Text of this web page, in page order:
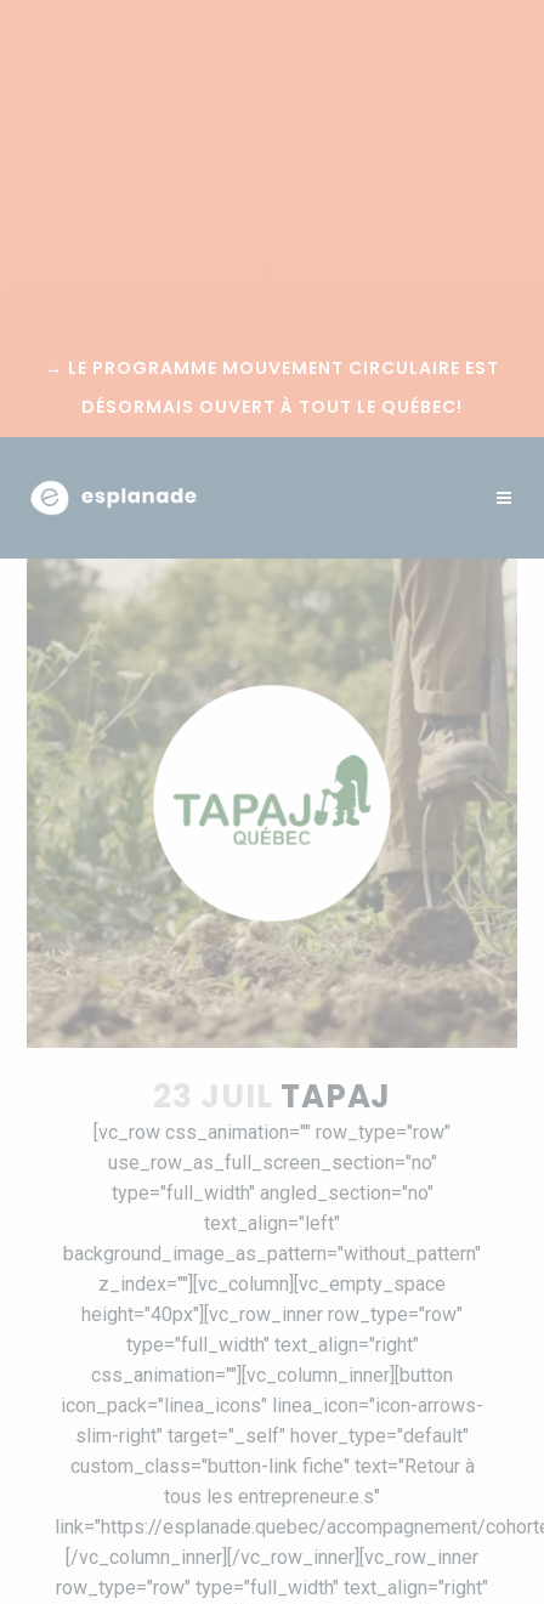
→ LE PROGRAMME MOUVEMENT CIRCULAIRE EST
DÉSORMAIS OUVERT À TOUT LE QUÉBEC!
23 JUIL TAPAJ
[vc_row css_animation="" row_type="row"
use_row_as_full_screen_section="no"
type="full_width" angled_section="no"
text_align="left"
background_image_as_pattern="without_pattern"
z_index=""][vc_column][vc_empty_space
height="40px"][vc_row_inner row_type="row"
type="full_width" text_align="right"
css_animation=""][vc_column_inner][button
icon_pack="linea_icons" linea_icon="icon-arrows-
slim-right" target="_self" hover_type="default"
custom_class="button-link fiche" text="Retour à
tous les entrepreneur.e.s"
link="https://esplanade.quebec/accompagnement/
[/vc_column_inner][/vc_row_inner][vc_row_inner
row_type="row" type="full_width" text_align="right"